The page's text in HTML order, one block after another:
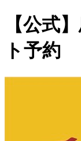
【公式
ト予約